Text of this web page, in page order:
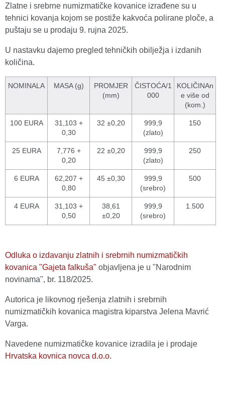
Zlatne i srebrne numizmatičke kovanice izrađene su u
tehnici kovanja kojom se postiže kakvoća polirane ploče, a
puštaju se u prodaju 9. rujna 2025.
U nastavku dajemo pregled tehničkih obilježja i izdanih
količina.
NOMINALA MASA (g)
PROMJER
(mm)
ČISTOĆA/1
000
KOLIČINAn
e više od
(kom.)
100 EURA
31,103 +
0,30
32 ±0,20
999,9
(zlato)
150
25 EURA
7,776 +
0,20
22 ±0,20
999,9
(zlato)
250
6 EURA
62,207 +
0,80
45 ±0,30
999,9
(srebro)
500
4 EURA
31,103 +
0,50
38,61
±0,20
999,9
(srebro)
1.500
Odluka o izdavanju zlatnih i srebrnih numizmatičkih
kovanica "Gajeta falkuša" objavljena je u "Narodnim
novinama", br. 118/2025.
Autorica je likovnog rješenja zlatnih i srebrnih
numizmatičkih kovanica magistra kiparstva Jelena Mavrić
Varga.
Navedene numizmatičke kovanice izradila je i prodaje
Hrvatska kovnica novca d.o.o.